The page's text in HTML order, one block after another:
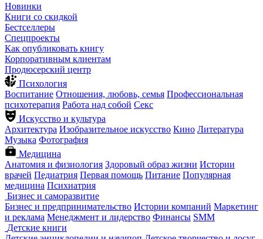
Новинки
Книги со скидкой
Бестселлеры
Спецпроекты
Как опубликовать книгу
Корпоративным клиентам
Продюсерский центр
Психология
Воспитание Отношения, любовь, семья Профессиональная
психотерапия Работа над собой Секс
Искусство и культура
Архитектура Изобразительное искусство Кино Литература
Музыка Фотография
Медицина
Анатомия и физиология Здоровый образ жизни Истории
врачей Педиатрия Первая помощь Питание Популярная
медицина Психиатрия
Бизнес и саморазвитие
Бизнес и предпринимательство Истории компаний Маркетинг
и реклама Менеджмент и лидерство Финансы SMM
Детские книги